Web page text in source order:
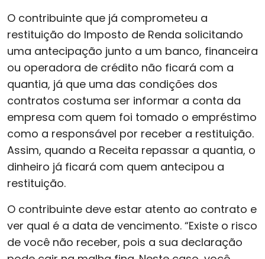
O contribuinte que já comprometeu a
restituição do Imposto de Renda solicitando
uma antecipação junto a um banco, financeira
ou operadora de crédito não ficará com a
quantia, já que uma das condições dos
contratos costuma ser informar a conta da
empresa com quem foi tomado o empréstimo
como a responsável por receber a restituição.
Assim, quando a Receita repassar a quantia, o
dinheiro já ficará com quem antecipou a
restituição.
O contribuinte deve estar atento ao contrato e
ver qual é a data de vencimento. “Existe o risco
de você não receber, pois a sua declaração